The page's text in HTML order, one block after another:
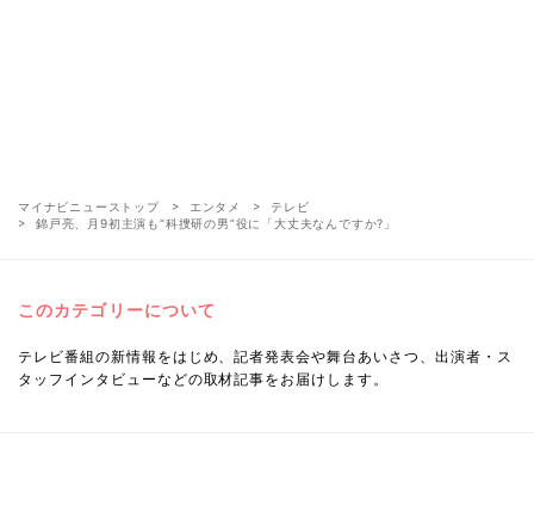
マイナビニューストップ エンタメ
テレビ
錦戸亮、月9初主演も“科捜研の男”役に「大丈夫なんですか?」
このカテゴリーについて
テレビ番組の新情報をはじめ、記者発表会や舞台あいさつ、出演者・ス
タッフインタビューなどの取材記事をお届けします。